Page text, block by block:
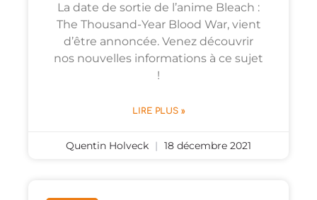
La date de sortie de l’anime Bleach :
The Thousand-Year Blood War, vient
d’être annoncée. Venez découvrir
nos nouvelles informations à ce sujet
!
LIRE PLUS »
Quentin Holveck 18 décembre 2021